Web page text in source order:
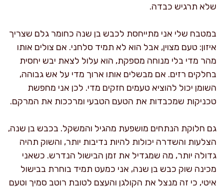
שלא תרגיש כבדה.
במטבח שלי אני מתייחסת לכבש בן שנה כחומר גלם שצריך
איזון: טעם מצוין, אבל הוא לא תמיד סלחני. אם צולים אותו
מהר מדי בלי מנוחה מספקת, הוא עלול לצאת יבש יחסית
בחלקים רזים. אם מבשלים אותו ארוך מדי על אש גבוהה,
השומן יכול להוציא טעמים חזקים מדי. לכן אני מחפשת
טכניקות שמכבדות את הטעם הטבעי ומרככות את המרקם.
גם חלוקת הנתחים מושפעת מהגיל והמשקל. בכבש בן שנה,
הצלעות והשדרה יכולות להיות נדיבות יותר, והשוק תהיה
גדולה יותר, מה שמגדיל את זמן הבישול הנדרש. כשאני
מכינה שוק כבש בן שנה, אני כמעט תמיד בוחרת בבישול
איטי, כי זה מנצל את הקולגן והעצם לטובת רוטב סמיך וטעם